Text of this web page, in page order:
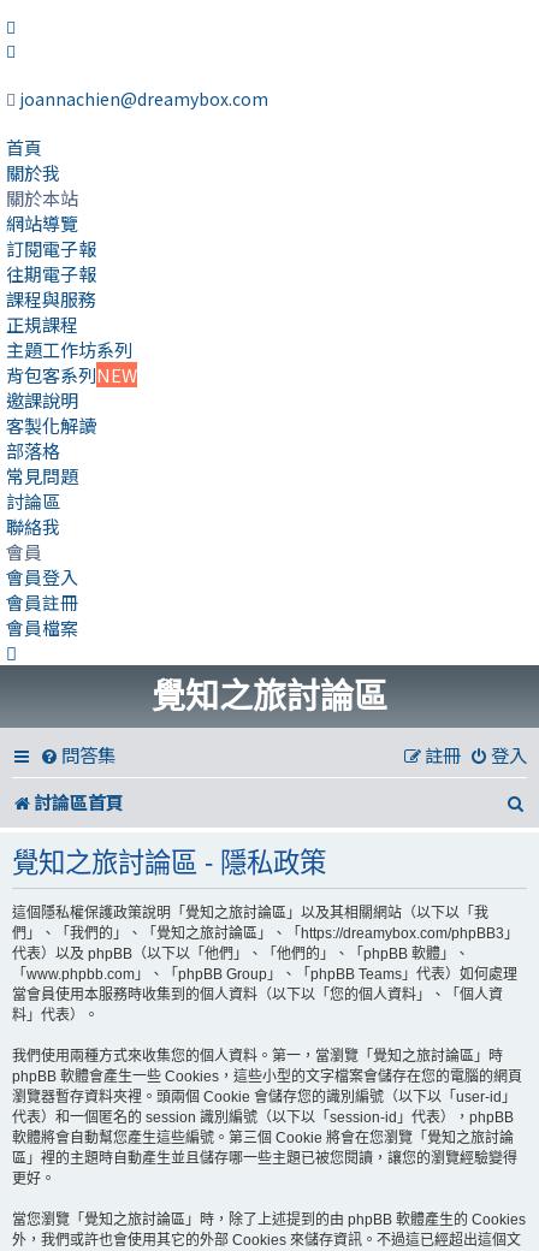
joannachien@dreamybox.com
首頁
關於我
關於本站
網站導覽
訂閱電子報
往期電子報
課程與服務
正規課程
主題工作坊系列
背包客系列NEW
邀課說明
客製化解讀
部落格
常見問題
討論區
聯絡我
會員
會員登入
會員註冊
會員檔案
覺知之旅討論區
問答集 登入
註冊
討論區首頁
覺知之旅討論區 - 隱私政策
這個隱私權保護政策說明「覺知之旅討論區」以及其相關網站（以下以「我
們」、「我們的」、「覺知之旅討論區」、「https://dreamybox.com/phpBB3」
代表）以及 phpBB（以下以「他們」、「他們的」、「phpBB 軟體」、
「www.phpbb.com」、「phpBB Group」、「phpBB Teams」代表）如何處理
當會員使用本服務時收集到的個人資料（以下以「您的個人資料」、「個人資
料」代表）。
我們使用兩種方式來收集您的個人資料。第一，當瀏覽「覺知之旅討論區」時
phpBB 軟體會產生一些 Cookies，這些小型的文字檔案會儲存在您的電腦的網頁
瀏覽器暫存資料夾裡。頭兩個 Cookie 會儲存您的識別編號（以下以「user-id」
代表）和一個匿名的 session 識別編號（以下以「session-id」代表），phpBB
軟體將會自動幫您產生這些編號。第三個 Cookie 將會在您瀏覽「覺知之旅討論
區」裡的主題時自動產生並且儲存哪一些主題已被您閱讀，讓您的瀏覽經驗變得
更好。
當您瀏覽「覺知之旅討論區」時，除了上述提到的由 phpBB 軟體產生的 Cookies
外，我們或許也會使用其它的外部 Cookies 來儲存資訊。不過這已經超出這個文